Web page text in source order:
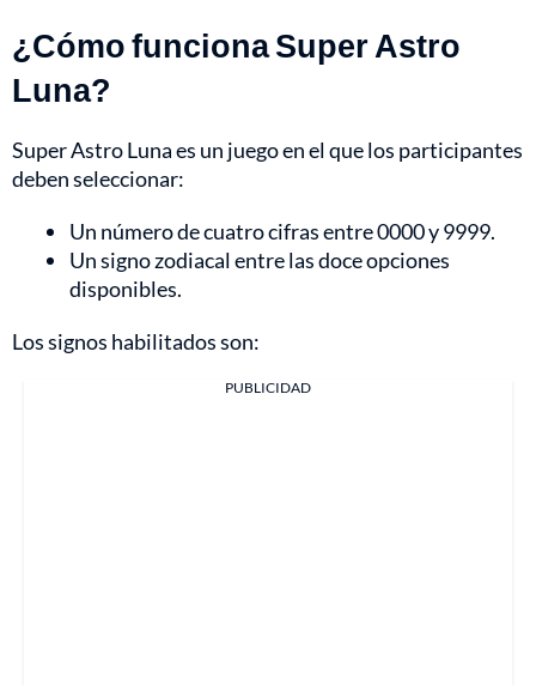
¿Cómo funciona Super Astro
Luna?
Super Astro Luna es un juego en el que los participantes
deben seleccionar:
Un número de cuatro cifras entre 0000 y 9999.
Un signo zodiacal entre las doce opciones
disponibles.
Los signos habilitados son:
PUBLICIDAD